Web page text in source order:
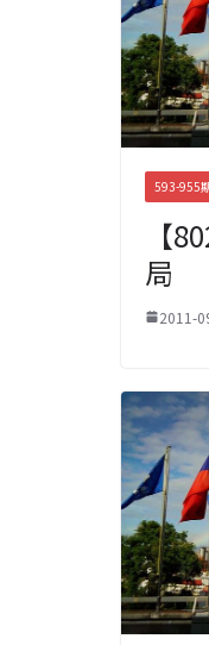
593-955
【
局
2011-